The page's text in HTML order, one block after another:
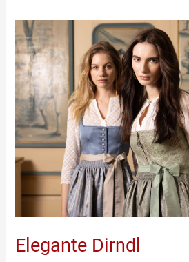
Elegante Dirndl
Elegante
Dirndl